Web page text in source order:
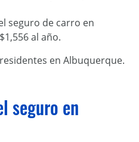
seguro de carro en
al año.
en Albuquerque.
seguro en